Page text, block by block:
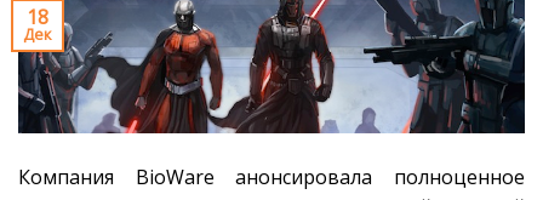
18
Дек
Компания BioWare анонсировала полноценное